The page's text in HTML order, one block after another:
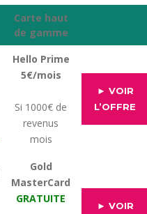
Carte haut
de gamme
Hello Prime
5€/mois
Si 1000€ de
revenus
mois
► VOIR
L’OFFRE
Gold
MasterCard
GRATUITE
► VOIR